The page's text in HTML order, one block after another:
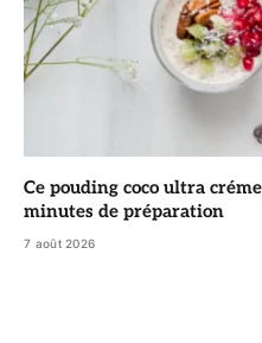
Ce pouding coco ultra
minutes de préparation
7 août 2026